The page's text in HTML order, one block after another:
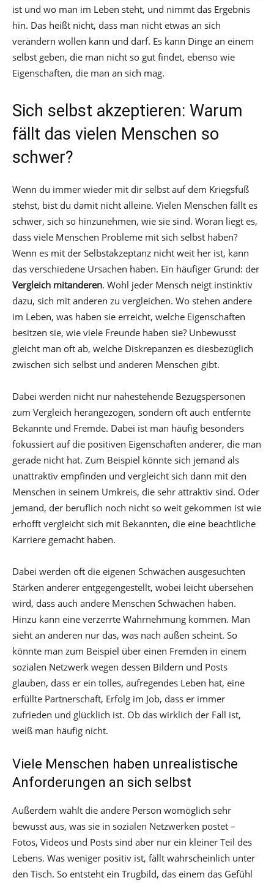
ist und wo man im Leben steht, und nimmt das Ergebnis
hin. Das heißt nicht, dass man nicht etwas an sich
verändern wollen kann und darf. Es kann Dinge an einem
selbst geben, die man nicht so gut findet, ebenso wie
Eigenschaften, die man an sich mag.
Sich selbst akzeptieren: Warum
fällt das vielen Menschen so
schwer?
Wenn du immer wieder mit dir selbst auf dem Kriegsfuß
stehst, bist du damit nicht alleine. Vielen Menschen fällt es
schwer, sich so hinzunehmen, wie sie sind. Woran liegt es,
dass viele Menschen Probleme mit sich selbst haben?
Wenn es mit der Selbstakzeptanz nicht weit her ist, kann
das verschiedene Ursachen haben. Ein häufiger Grund: der
Vergleich mitanderen. Wohl jeder Mensch neigt instinktiv
dazu, sich mit anderen zu vergleichen. Wo stehen andere
im Leben, was haben sie erreicht, welche Eigenschaften
besitzen sie, wie viele Freunde haben sie? Unbewusst
gleicht man oft ab, welche Diskrepanzen es diesbezüglich
zwischen sich selbst und anderen Menschen gibt.
Dabei werden nicht nur nahestehende Bezugspersonen
zum Vergleich herangezogen, sondern oft auch entfernte
Bekannte und Fremde. Dabei ist man häufig besonders
fokussiert auf die positiven Eigenschaften anderer, die man
gerade nicht hat. Zum Beispiel könnte sich jemand als
unattraktiv empfinden und vergleicht sich dann mit den
Menschen in seinem Umkreis, die sehr attraktiv sind. Oder
jemand, der beruflich noch nicht so weit gekommen ist wie
erhofft vergleicht sich mit Bekannten, die eine beachtliche
Karriere gemacht haben.
Dabei werden oft die eigenen Schwächen ausgesuchten
Stärken anderer entgegengestellt, wobei leicht übersehen
wird, dass auch andere Menschen Schwächen haben.
Hinzu kann eine verzerrte Wahrnehmung kommen. Man
sieht an anderen nur das, was nach außen scheint. So
könnte man zum Beispiel über einen Fremden in einem
sozialen Netzwerk wegen dessen Bildern und Posts
glauben, dass er ein tolles, aufregendes Leben hat, eine
erfüllte Partnerschaft, Erfolg im Job, dass er immer
zufrieden und glücklich ist. Ob das wirklich der Fall ist,
weiß man häufig nicht.
Viele Menschen haben unrealistische
Anforderungen an sich selbst
Außerdem wählt die andere Person womöglich sehr
bewusst aus, was sie in sozialen Netzwerken postet –
Fotos, Videos und Posts sind aber nur ein kleiner Teil des
Lebens. Was weniger positiv ist, fällt wahrscheinlich unter
den Tisch. So entsteht ein Trugbild, das einem das Gefühl